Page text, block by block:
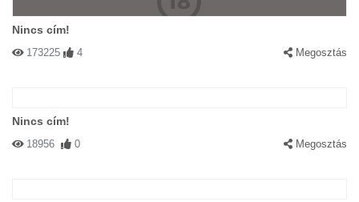
Nincs cím!
173225 4 Megosztás
Nincs cím!
18956 0 Megosztás